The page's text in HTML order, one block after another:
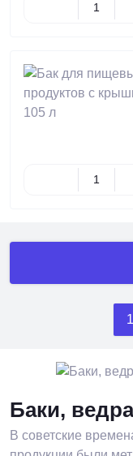
1
Баки,
В советские